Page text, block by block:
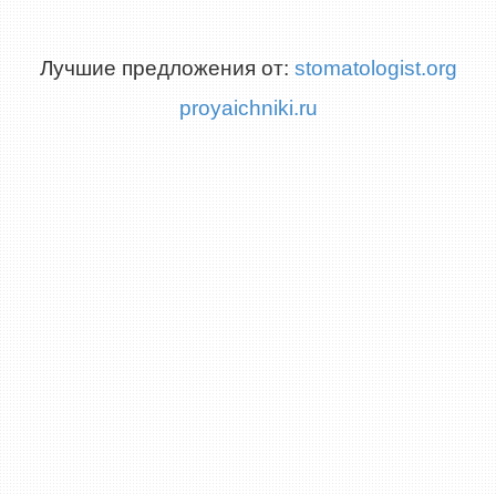
Лучшие предложения от: stomatologist.org
proyaichniki.ru